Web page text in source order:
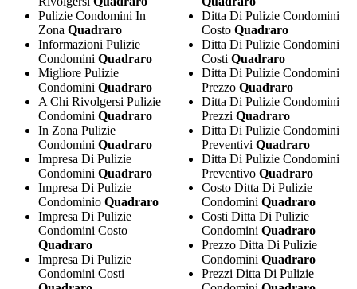
Pulizie Condomini In
Zona Quadraro
Informazioni Pulizie
Condomini Quadraro
Migliore Pulizie
Condomini Quadraro
A Chi Rivolgersi Pulizie
Condomini Quadraro
In Zona Pulizie
Condomini Quadraro
Impresa Di Pulizie
Condomini Quadraro
Impresa Di Pulizie
Condominio Quadraro
Impresa Di Pulizie
Condomini Costo
Quadraro
Impresa Di Pulizie
Condomini Costi
Ditta Di Pulizie Condomini
CostoQuadraro
Ditta Di Pulizie Condomini
CostiQuadraro
Ditta Di Pulizie Condomini
PrezzoQuadraro
Ditta Di Pulizie Condomini
PrezziQuadraro
Ditta Di Pulizie Condomini
PreventiviQuadraro
Ditta Di Pulizie Condomini
PreventivoQuadraro
Costo Ditta Di Pulizie
CondominiQuadraro
Costi Ditta Di Pulizie
CondominiQuadraro
Prezzo Ditta Di Pulizie
CondominiQuadraro
Prezzi Ditta Di Pulizie